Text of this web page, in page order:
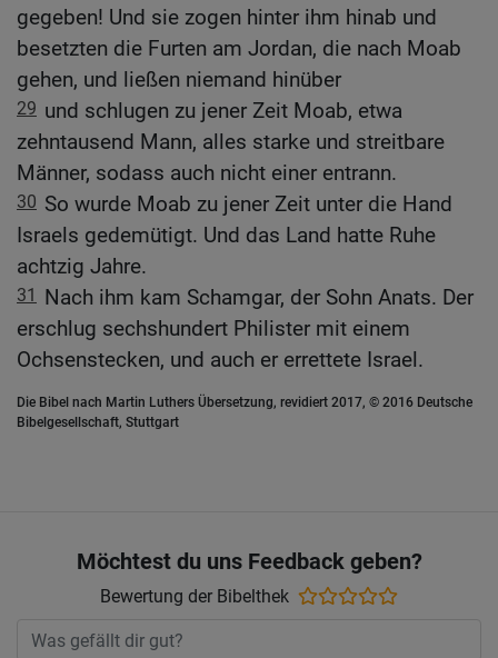
gegeben! Und sie zogen hinter ihm hinab und
besetzten die Furten am Jordan, die nach Moab
gehen, und ließen niemand hinüber
29 und schlugen zu jener Zeit Moab, etwa
zehntausend Mann, alles starke und streitbare
Männer, sodass auch nicht einer entrann.
30 So wurde Moab zu jener Zeit unter die Hand
Israels gedemütigt. Und das Land hatte Ruhe
achtzig Jahre.
31 Nach ihm kam Schamgar, der Sohn Anats. Der
erschlug sechshundert Philister mit einem
Ochsenstecken, und auch er errettete Israel.
Die Bibel nach Martin Luthers Übersetzung, revidiert 2017, © 2016 Deutsche
Bibelgesellschaft, Stuttgart
Möchtest du uns Feedback geben?
Bewertung der Bibelthek